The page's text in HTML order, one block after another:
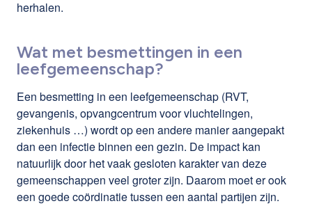
herhalen.
Wat met besmettingen in een
leefgemeenschap?
Een besmetting in een leefgemeenschap (RVT,
gevangenis, opvangcentrum voor vluchtelingen,
ziekenhuis …) wordt op een andere manier aangepakt
dan een infectie binnen een gezin. De impact kan
natuurlijk door het vaak gesloten karakter van deze
gemeenschappen veel groter zijn. Daarom moet er ook
een goede coördinatie tussen een aantal partijen zijn.